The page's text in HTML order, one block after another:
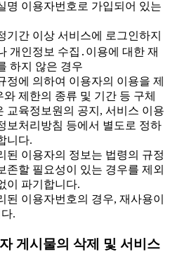
명 이용자번호로 가입되어 있는
기간 이상 서비스에 로그인하지
개인정보 수집․이용에 대한 재
하지 않은 경우
에 의하여 이용자의 이용을 제
와 제한의 종류 및 기간 등 구체
교육정보원의 공지, 서비스 이용
보처리방침 등에서 별도로 정하
니다.
이용자의 정보는 법령의 규정
존할 필요성이 있는 경우를 제외
이 파기합니다.
이용자번호의 경우, 재사용이
.
게시물의 삭제 및 서비스